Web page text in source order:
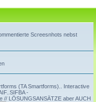
Screesnhots nebst
(TA Smartforms).. Interactive
-
// LÖSUNGSANSÄTZE aber AUCH